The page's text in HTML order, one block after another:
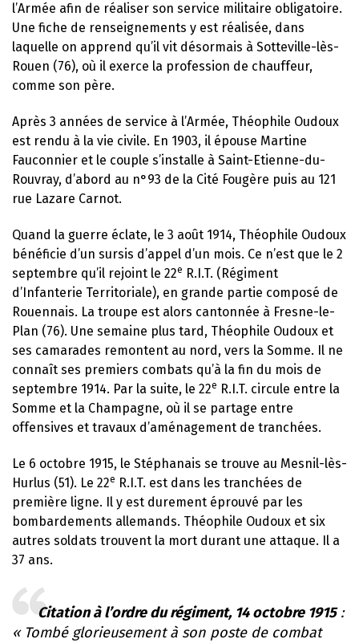
l’Armée afin de réaliser son service militaire obligatoire.
Une fiche de renseignements y est réalisée, dans
laquelle on apprend qu’il vit désormais à Sotteville-lès-
Rouen (76), où il exerce la profession de chauffeur,
comme son père.
Après 3 années de service à l’Armée, Théophile Oudoux
est rendu à la vie civile. En 1903, il épouse Martine
Fauconnier et le couple s’installe à Saint-Etienne-du-
Rouvray, d’abord au n°93 de la Cité Fougère puis au 121
rue Lazare Carnot.
Quand la guerre éclate, le 3 août 1914, Théophile Oudoux
bénéficie d’un sursis d’appel d’un mois. Ce n’est que le 2
septembre qu’il rejoint le 22e R.I.T. (Régiment
d’Infanterie Territoriale), en grande partie composé de
Rouennais. La troupe est alors cantonnée à Fresne-le-
Plan (76). Une semaine plus tard, Théophile Oudoux et
ses camarades remontent au nord, vers la Somme. Il ne
connaît ses premiers combats qu’à la fin du mois de
septembre 1914. Par la suite, le 22e R.I.T. circule entre la
Somme et la Champagne, où il se partage entre
offensives et travaux d’aménagement de tranchées.
Le 6 octobre 1915, le Stéphanais se trouve au Mesnil-lès-
Hurlus (51). Le 22e R.I.T. est dans les tranchées de
première ligne. Il y est durement éprouvé par les
bombardements allemands. Théophile Oudoux et six
autres soldats trouvent la mort durant une attaque. Il a
37 ans.
Citation à l’ordre du régiment, 14 octobre 1915:
« Tombé glorieusement à son poste de combat